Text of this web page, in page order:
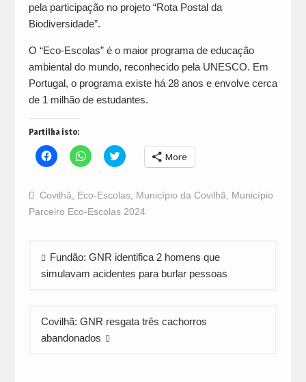
pela participação no projeto “Rota Postal da
Biodiversidade”.
O “Eco-Escolas” é o maior programa de educação
ambiental do mundo, reconhecido pela UNESCO. Em
Portugal, o programa existe há 28 anos e envolve cerca
de 1 milhão de estudantes.
Partilha isto:
Click
to
Facebook
(Opens
in
new
Click
to
WhatsApp
(Opens
in
new
Click
to
Twitter
(Opens
in
new
More
Covilhã Eco-Escolas, Município da Covilhã
Município
Parceiro Eco-Escolas 2024
Navegação
de
Fundão: GNR identifica 2 homens que
simulavam acidentes para burlar pessoas
Covilhã: GNR resgata três cachorros
abandonados